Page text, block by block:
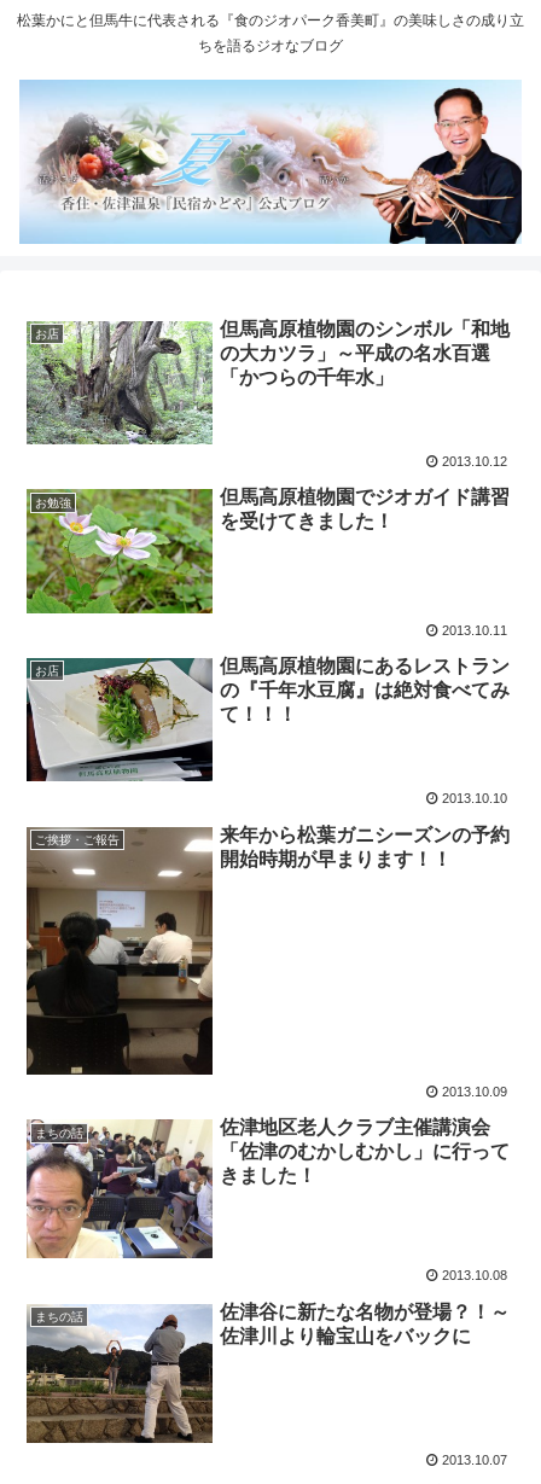
松葉かにと但馬牛に代表される『食のジオパーク香美町』の美味しさの成り立
ちを語るジオなブログ
お店
但馬高原植物園のシンボル「和地
の大カツラ」～平成の名水百選
「かつらの千年水」
2013.10.12
お勉強
但馬高原植物園でジオガイド講習
を受けてきました！
2013.10.11
お店
但馬高原植物園にあるレストラン
の『千年水豆腐』は絶対食べてみ
て！！！
2013.10.10
ご挨拶・ご報告
来年から松葉ガニシーズンの予約
開始時期が早まります！！
2013.10.09
まちの話
佐津地区老人クラブ主催講演会
「佐津のむかしむかし」に行って
きました！
2013.10.08
まちの話
佐津谷に新たな名物が登場？！～
佐津川より輪宝山をバックに
2013.10.07